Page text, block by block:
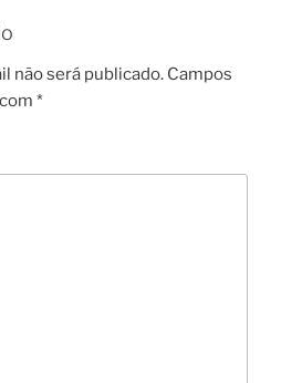
não será publicado. Campos
*